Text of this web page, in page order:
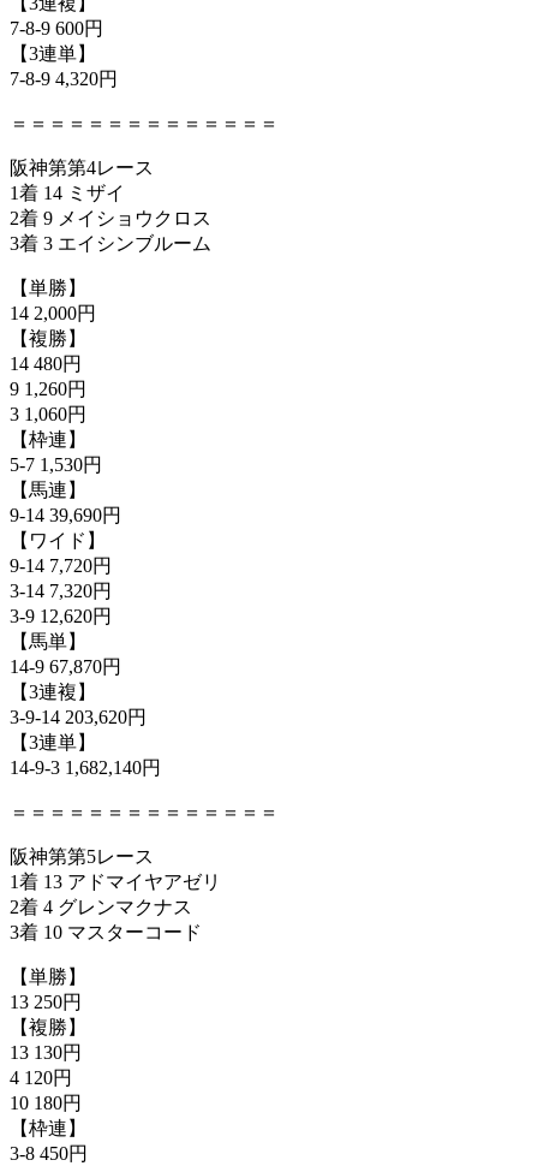
7-8-9 600円
【3連単】
7-8-9 4,320円
＝＝＝＝＝＝＝＝＝＝＝＝＝＝
阪神第第4レース
1着 14 ミザイ
2着 9 メイショウクロス
3着 3 エイシンブルーム
【単勝】
14 2,000円
【複勝】
14 480円
9 1,260円
3 1,060円
【枠連】
5-7 1,530円
【馬連】
9-14 39,690円
【ワイド】
9-14 7,720円
3-14 7,320円
3-9 12,620円
【馬単】
14-9 67,870円
【3連複】
3-9-14 203,620円
【3連単】
14-9-3 1,682,140円
＝＝＝＝＝＝＝＝＝＝＝＝＝＝
阪神第第5レース
1着 13 アドマイヤアゼリ
2着 4 グレンマクナス
3着 10 マスターコード
【単勝】
13 250円
【複勝】
13 130円
4 120円
10 180円
【枠連】
3-8 450円